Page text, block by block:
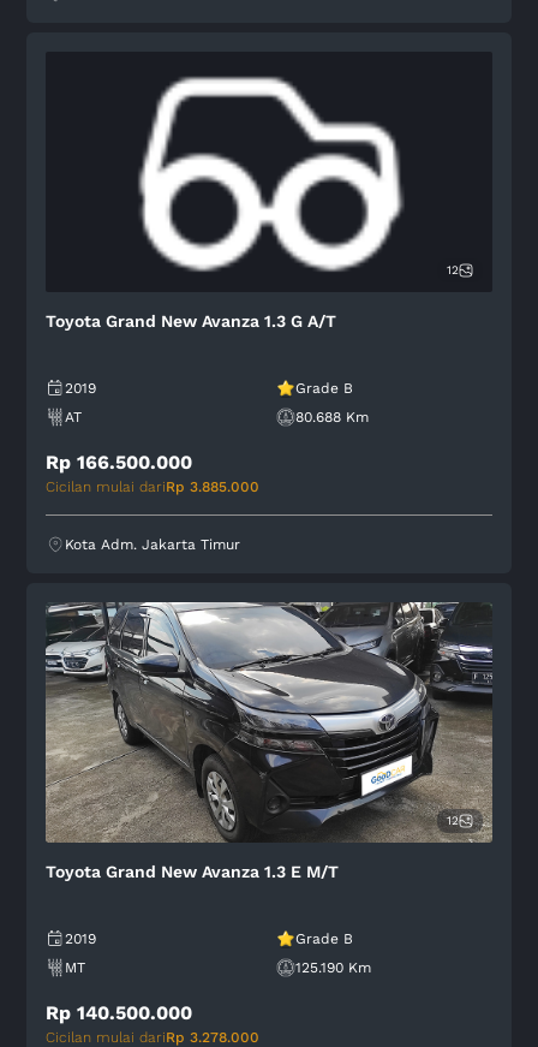
12
Toyota Grand New Avanza 1.3 G A/T
2019
Grade B
AT
80.688 Km
Rp 166.500.000
Cicilan mulai dariRp 3.885.000
Kota Adm. Jakarta Timur
12
Toyota Grand New Avanza 1.3 E M/T
2019
Grade B
MT
125.190 Km
Rp 140.500.000
Cicilan mulai dariRp 3.278.000